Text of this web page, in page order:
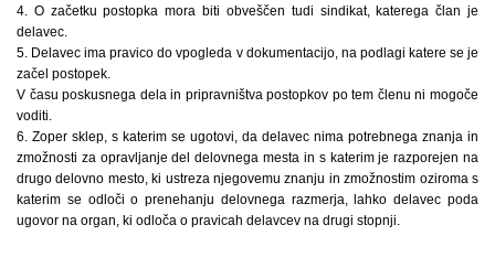
4. O začetku postopka mora biti obveščen tudi sindikat, katerega član je
delavec.
5. Delavec ima pravico do vpogleda v dokumentacijo, na podlagi katere se je
začel postopek.
V času poskusnega dela in pripravništva postopkov po tem členu ni mogoče
voditi.
6. Zoper sklep, s katerim se ugotovi, da delavec nima potrebnega znanja in
zmožnosti za opravljanje del delovnega mesta in s katerim je razporejen na
drugo delovno mesto, ki ustreza njegovemu znanju in zmožnostim oziroma s
katerim se odloči o prenehanju delovnega razmerja, lahko delavec poda
ugovor na organ, ki odloča o pravicah delavcev na drugi stopnji.